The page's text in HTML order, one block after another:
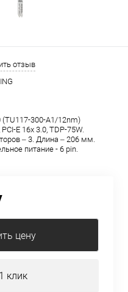
отзыв
(TU117-300-A1/12nm)
E 16x 3.0, TDP-75W.
– 3. Длина – 206 мм.
питание - 6 pin.
цену
клик